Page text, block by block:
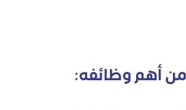
من أهم وظائفه: